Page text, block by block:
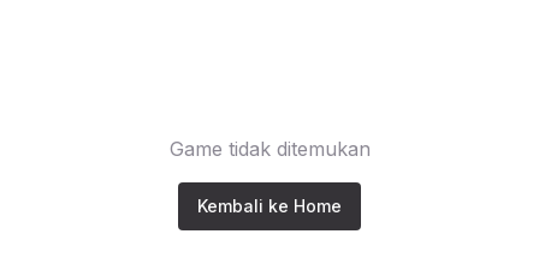
Game tidak ditemukan
Kembali ke Home